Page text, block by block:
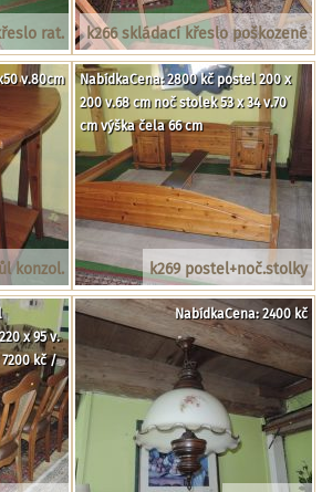
rat. k266 skládací křeslo poškozené
konzol.
v.80cm
k269 postel+noč.stolky
NabídkaCena: 2800 kč postel 200 x
200 v.68 cm noč stolek 53 x 34 v.70
cm výška čela 66 cm
x 95 v.
7200 kč /
NabídkaCena: 2400 kč